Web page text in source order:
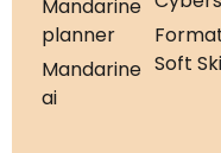
Mandarine
planner
Mandarine
ai
Soft